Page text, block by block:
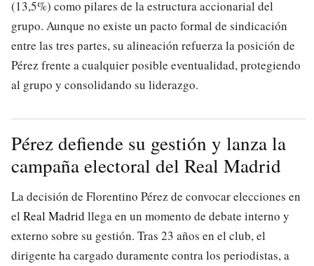
(13,5%) como pilares de la estructura accionarial del
grupo. Aunque no existe un pacto formal de sindicación
entre las tres partes, su alineación refuerza la posición de
Pérez frente a cualquier posible eventualidad, protegiendo
al grupo y consolidando su liderazgo.
Pérez defiende su gestión y lanza la
campaña electoral del Real Madrid
La decisión de Florentino Pérez de convocar elecciones en
el Real Madrid llega en un momento de debate interno y
externo sobre su gestión. Tras 23 años en el club, el
dirigente ha cargado duramente contra los periodistas, a